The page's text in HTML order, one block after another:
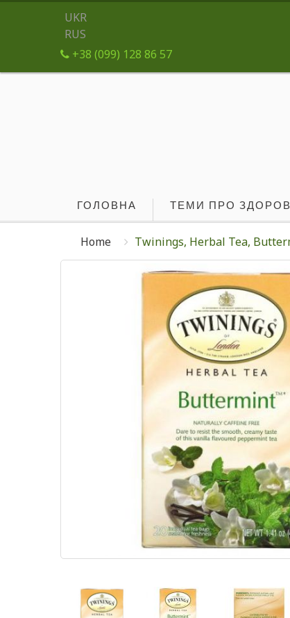
UKR
RUS
+38 (099) 128 86 57
ГОЛОВНА ТЕМИ ПРО
Home Twinings, Herbal Tea,